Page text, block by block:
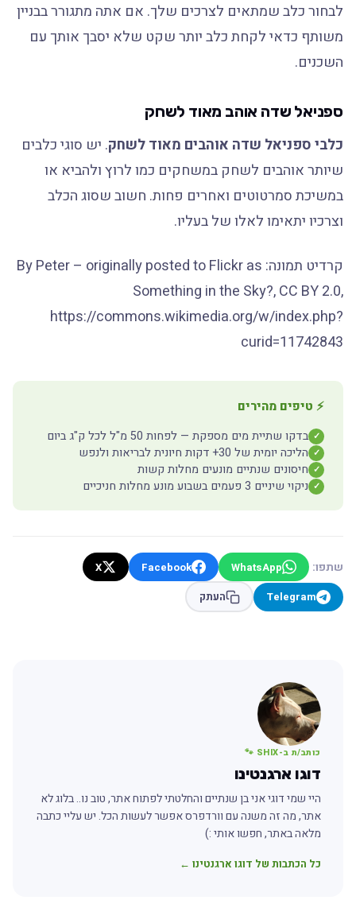
לבחור כלב שמתאים לצרכים שלך. אם אתה מתגורר בבניין
משותף כדאי לקחת כלב יותר שקט שלא יסבך אותך עם
השכנים.
ספניאל שדה אוהב מאוד לשחק
כלבי ספניאל שדה אוהבים מאוד לשחק. יש סוגי כלבים
שיותר אוהבים לשחק במשחקים כמו לרוץ ולהביא או
במשיכת סמרטוטים ואחרים פחות. חשוב שסוג הכלב
וצרכיו יתאימו לאלו של בעליו.
קרדיט תמונה: By Peter – originally posted to Flickr as
Something in the Sky?, CC BY 2.0,
https://commons.wikimedia.org/w/index.php?
curid=11742843
⚡ טיפים מהירים
✓ בדקו שתיית מים מספקת — לפחות 50 מ"ל לכל ק"ג ביום
✓ הליכה יומית של 30+ דקות חיונית לבריאות ולנפש
✓ חיסונים שנתיים מונעים מחלות קשות
✓ ניקוי שיניים 3 פעמים בשבוע מונע מחלות חניכיים
שתפו: WhatsApp
Facebook
X
Telegram
העתק
כותב/ת ב-SHIX 🐾
דוגו ארגנטינו
היי שמי דוגי אני בן שנתיים והחלטתי לפתוח אתר, טוב נו.. בלוג לא
אתר, מה זה משנה עם וורדפרס אפשר לעשות הכל. יש עליי כתבה
מלאה באתר, חפשו אותי :)
כל הכתבות של דוגו ארגנטינו ←